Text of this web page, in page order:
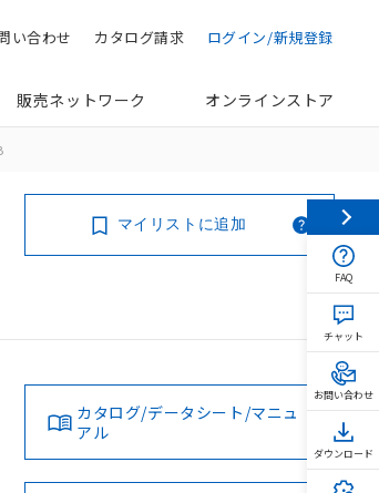
ログイン/新規登録
カタログ請求
い合わせ
販売ネットワーク オンラインストア
マイリストに追加
カタログ/データシート/マニュ
アル
FAQ
チャット
お問い合わせ
ダウンロード